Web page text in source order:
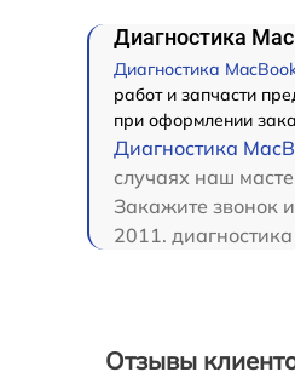
Диагностика
Диагностика
работ и запчасти
при оформлении
Диагностика
случаях наш
Закажите звонок
2011.
Отзывы